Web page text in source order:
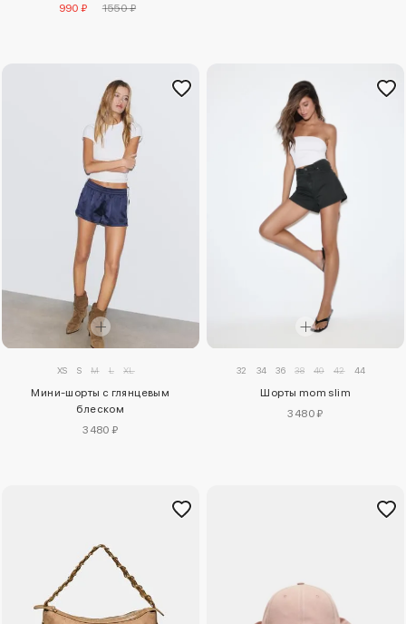
990 ₽
1550 ₽
XS S M L XL
Мини-шорты с глянцевым
блеском
3480 ₽
32 34 36 38 40 42 44
Шорты mom slim
3480 ₽